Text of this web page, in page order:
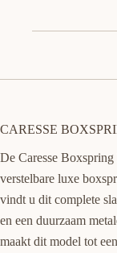
CARESSE
De Caresse
verstelbare luxe
vindt u dit complete
en een duurzaam
maakt dit model tot